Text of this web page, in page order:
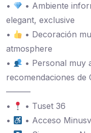
•
• Ambiente
elegant, exclusive
•
• Decoración
atmosphere
•
• Personal muy
recomendaciones de
———
•
• Tuset 36
•
• Acceso